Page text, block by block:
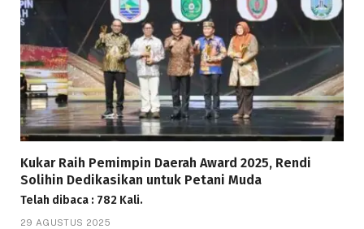
Kukar Raih Pemimpin Daerah Award 2025, Rendi
Solihin Dedikasikan untuk Petani Muda
Telah dibaca : 782 Kali.
29 AGUSTUS 2025